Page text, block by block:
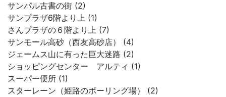
サンパル古書の街 (2)
サンプラザ6階より上 (1)
さんプラザの６階より上 (7)
サンモール高砂（西友高砂店） (4)
ジェームス山に有った巨大迷路 (2)
ショッピングセンター アルティ (1)
スーパー便所 (1)
スターレーン（姫路のボーリング場） (2)